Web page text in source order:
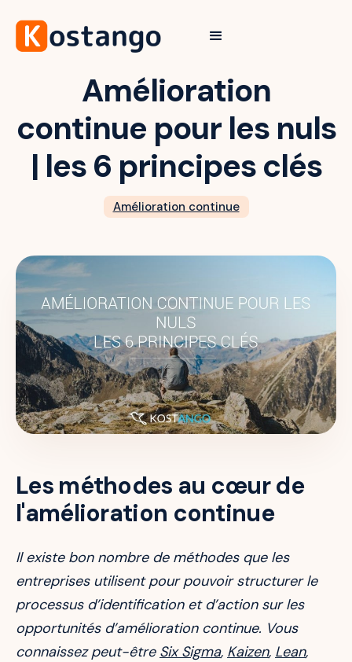
Amélioration
continue pour les nuls
| les 6 principes clés
Amélioration continue
Les méthodes au cœur de
l'amélioration continue
Il existe bon nombre de méthodes que les
entreprises utilisent pour pouvoir structurer le
processus d’identification et d’action sur les
opportunités d’amélioration continue. Vous
connaissez peut-être Six Sigma, Kaizen, Lean,